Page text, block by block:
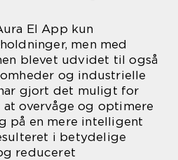
El App kun
men med
blevet udvidet til også
og industrielle
gjort det muligt for
overvåge og optimere
på en mere intelligent
i betydelige
reduceret